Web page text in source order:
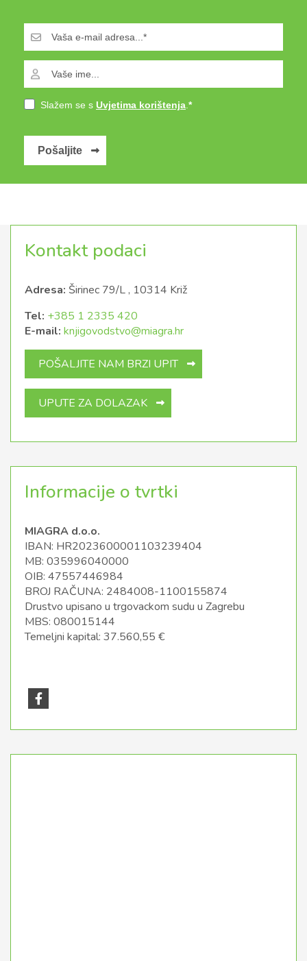
Slažem se s Uvjetima korištenja
Pošaljite
Kontakt podaci
Adresa: Širinec 79/L , 10314 Križ
Tel: +385 1 2335 420
E-mail: knjigovodstvo@miagra.hr
POŠALJITE NAM BRZI UPIT
UPUTE ZA DOLAZAK
Informacije o tvrtki
MIAGRA d.o.o.
IBAN: HR2023600001103239404
MB: 035996040000
OIB: 47557446984
BROJ RAČUNA: 2484008-1100155874
Drustvo upisano u trgovackom sudu u Zagrebu
MBS: 080015144
Temeljni kapital: 37.560,55 €